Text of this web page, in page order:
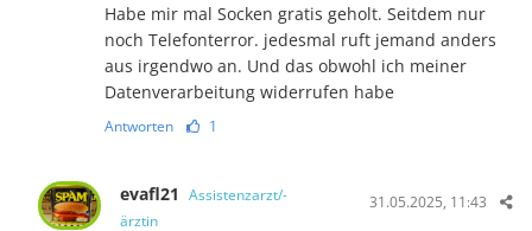
Habe mir mal Socken gratis geholt. Seitdem nur
noch Telefonterror. jedesmal ruft jemand anders
aus irgendwo an. Und das obwohl ich meiner
Datenverarbeitung widerrufen habe
Antworten 1
evafl21
Assistenzarzt/-
ärztin
31.05.2025, 11:43